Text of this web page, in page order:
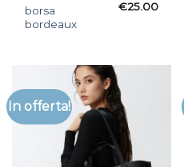
borsa
bordeaux
€25.00
In offerta!